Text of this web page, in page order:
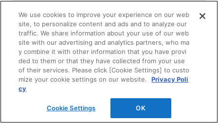
素材情報
建材製品情報 総合TOP
住宅向け
公共・商業施設向け
リフォーム
We use cookies to improve your experience on our web
site, to personalize content and ads and to analyze our
traffic. We share information about your use of our web
site with our advertising and analytics partners, who ma
y combine it with other information that you have provi
ded to them or that they have collected from your use
of their services. Please click [Cookie Settings] to custo
mize your cookie settings on our website.
Privacy Poli
cy
Cookie Settings OK